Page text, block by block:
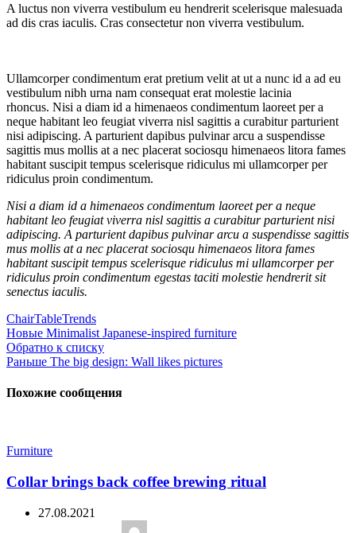
A luctus non viverra vestibulum eu hendrerit scelerisque malesuada
ad dis cras iaculis. Cras consectetur non viverra vestibulum.
Ullamcorper condimentum erat pretium velit at ut a nunc id a ad eu
vestibulum nibh urna nam consequat erat molestie lacinia
rhoncus. Nisi a diam id a himenaeos condimentum laoreet per a
neque habitant leo feugiat viverra nisl sagittis a curabitur parturient
nisi adipiscing. A parturient dapibus pulvinar arcu a suspendisse
sagittis mus mollis at a nec placerat sociosqu himenaeos litora fames
habitant suscipit tempus scelerisque ridiculus mi ullamcorper per
ridiculus proin condimentum.
Nisi a diam id a himenaeos condimentum laoreet per a neque
habitant leo feugiat viverra nisl sagittis a curabitur parturient nisi
adipiscing. A parturient dapibus pulvinar arcu a suspendisse sagittis
mus mollis at a nec placerat sociosqu himenaeos litora fames
habitant suscipit tempus scelerisque ridiculus mi ullamcorper per
ridiculus proin condimentum egestas taciti molestie hendrerit sit
senectus iaculis.
ChairTableTrends
Новые Minimalist Japanese-inspired furniture
Обратно к списку
Раньше The big design: Wall likes pictures
Похожие сообщения
Furniture
Collar brings back coffee brewing ritual
27.08.2021